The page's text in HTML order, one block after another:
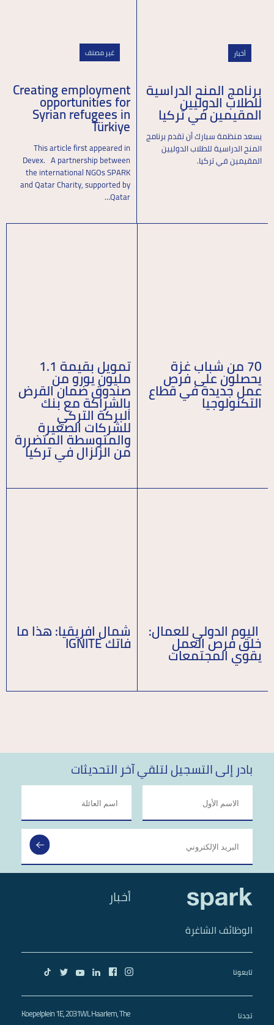
أخبار
برنامج المنح الدراسية
للطلاب الدوليين
المقيمين في تركيا
يسعد منظمة سبارك أن تقدم برنامج
المنح الدراسية للطلاب الدوليين
المقيمين في تركيا.
غير مصنف
Creating employment
opportunities for
Syrian refugees in
Türkiye
This article first appeared in
Devex. A partnership between
the international NGOs SPARK
and Qatar Charity, supported by
Qatar…
70 من شباب غزة
يحصلون على فرص
عمل جديدة في قطاع
التكنولوجيا
تمويل بقيمة 1.1
مليون يورو من
صندوق ضمان القرض
بالشراكة مع بنك
البركة التركي
للشركات الصغيرة
والمتوسطة المتضررة
من الزلزال في تركيا
اليوم الدولي للعمال:
خلق فرص العمل
يقوي المجتمعات
شمال افريقيا: هذا ما
فاتك IGNITE
بادر إلى التسجيل لتلقي آخر التحديثات
أخبار
الوظائف الشاغرة
تابعونا
تجدنا
Koepelplein 1E, 2031WL Haarlem, The